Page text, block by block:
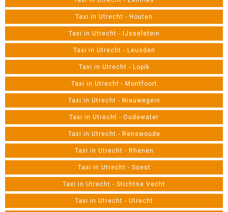
Taxi in Utrecht - Houten
Taxi in Utrecht - IJsselstein
Taxi in Utrecht - Leusden
Taxi in Utrecht - Lopik
Taxi in Utrecht - Montfoort
Taxi in Utrecht - Nieuwegein
Taxi in Utrecht - Oudewater
Taxi in Utrecht - Renswoude
Taxi in Utrecht - Rhenen
Taxi in Utrecht - Soest
Taxi in Utrecht - Stichtse Vecht
Taxi in Utrecht - Utrecht